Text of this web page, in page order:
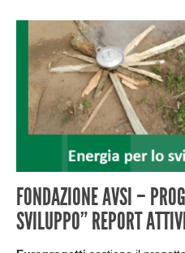
FONDAZIONE AVSI –
SVILUPPO” REPORT